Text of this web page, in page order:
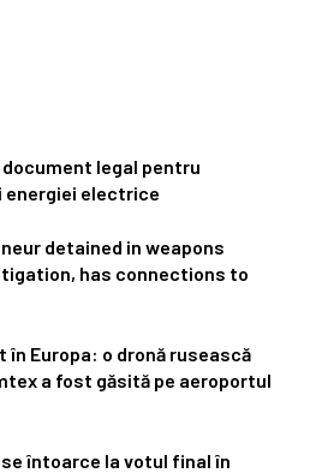
legal pentru
electrice
detained in weapons
has connections to
Europa: o dronă rusească
a fost găsită pe aeroportul
întoarce la votul final în